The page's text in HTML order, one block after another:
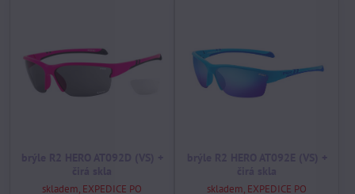
skladem, EXPEDICE PO skladem, EXPEDICE PO